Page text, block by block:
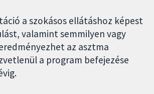
a szokásos ellátáshoz képest
valamint semmilyen vagy
az asztma
a program befejezése